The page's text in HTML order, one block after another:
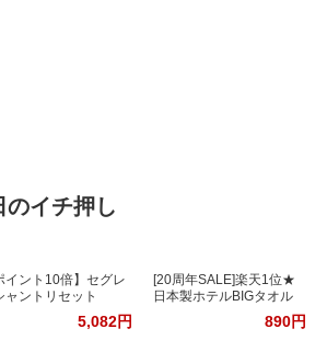
のイチ押し
イント10倍】セグレ
ャントリセット
5,082円
[20周年SALE]楽天1位★
日本製ホテルBIGタオル
890円